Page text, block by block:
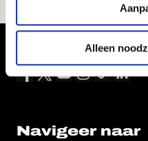
Alleen
Volg ons ook via
Navigeer naar